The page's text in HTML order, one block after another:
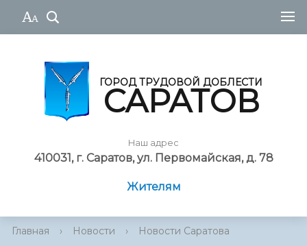
ГОРОД ТРУДОВОЙ ДОБЛЕСТИ
САРАТОВ
Наш адрес
410031, г. Саратов, ул. Первомайская, д. 78
Жителям
Главная › Новости › Новости Саратова